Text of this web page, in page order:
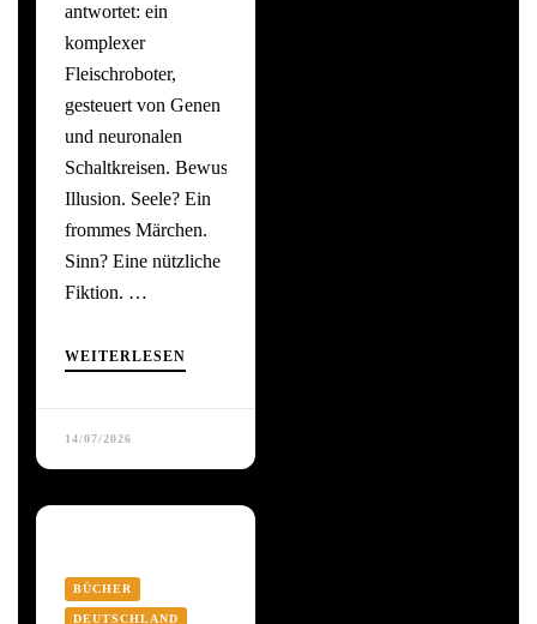
antwortet: ein
komplexer
Fleischroboter,
gesteuert von Genen
und neuronalen
Schaltkreisen. Bewusstsein? Eine
Illusion. Seele? Ein
frommes Märchen.
Sinn? Eine nützliche
Fiktion. …
WEITERLESEN
14/07/2026
BÜCHER
DEUTSCHLAND